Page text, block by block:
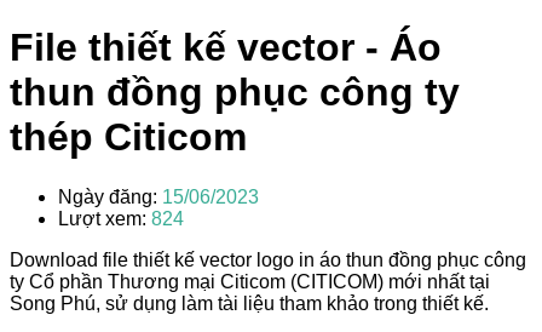
File thiết kế vector - Áo
thun đồng phục công ty
thép Citicom
Ngày đăng: 15/06/2023
Lượt xem: 824
Download file thiết kế vector logo in áo thun đồng phục công
ty Cổ phần Thương mại Citicom (CITICOM) mới nhất tại
Song Phú, sử dụng làm tài liệu tham khảo trong thiết kế.